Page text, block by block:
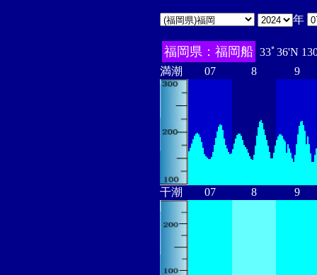
年
福岡県：福岡船 33ﾟ36'N
満潮
07 8 9
干潮 07 8 9